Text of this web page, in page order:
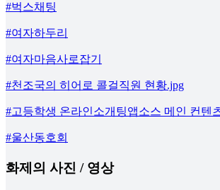
#벅스채팅
#여자하두리
#여자마음사로잡기
#천조국의 히어로 콜걸직원 현황.jpg
#고등학생 온라인소개팅앱소스 메인 컨텐
#울산동호회
화제의 사진 / 영상